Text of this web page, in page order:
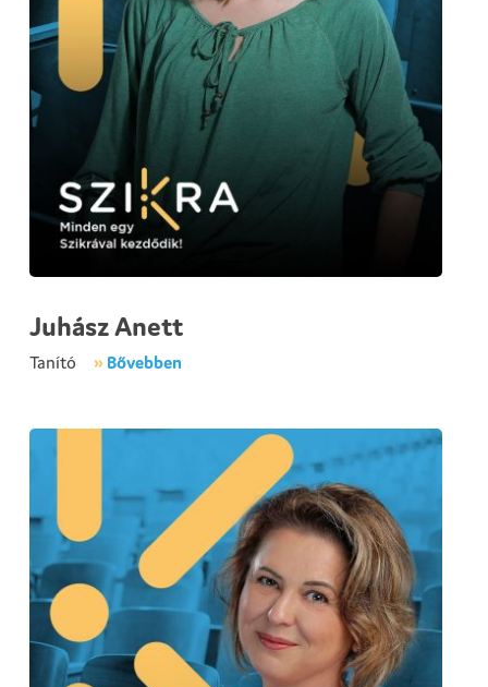
Jelentkezés
Rólunk
Elérhetőség
E-napló
Juhász Anett
Tanító » Bővebben